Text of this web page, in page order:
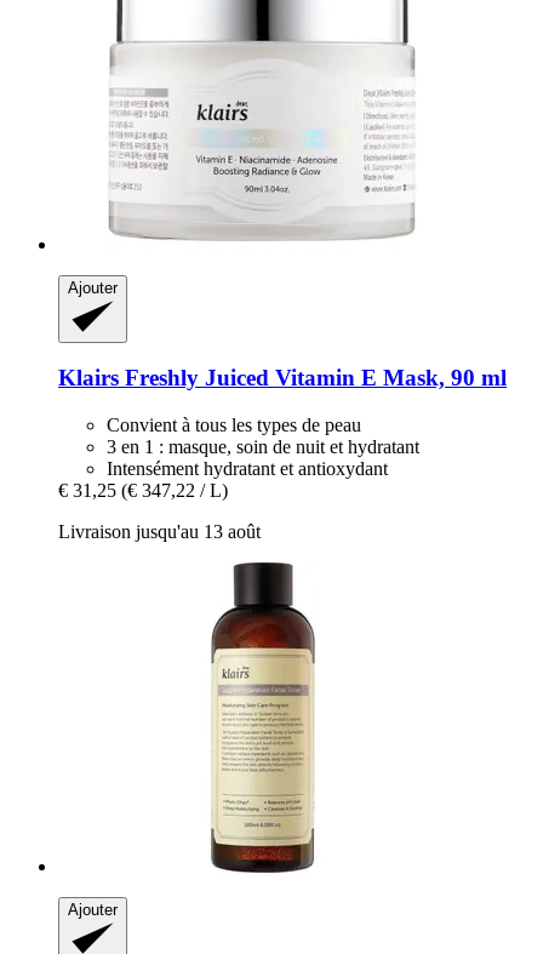
Ajouter
Klairs Freshly Juiced Vitamin E Mask, 90 ml
Convient à tous les types de peau
3 en 1 : masque, soin de nuit et hydratant
Intensément hydratant et antioxydant
€ 31,25 (€ 347,22 / L)
Livraison jusqu'au 13 août
Ajouter